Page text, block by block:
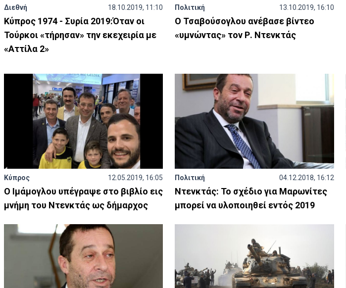
Διεθνή 18.10.2019, 11:10
Κύπρος 1974 - Συρία 2019:Όταν οι
Τούρκοι «τήρησαν» την εκεχειρία με
«Αττίλα 2»
Πολιτική 13.10.2019, 16:10
Ο Τσαβούσογλου ανέβασε βίντεο
«υμνώντας» τον Ρ. Ντενκτάς
Κύπρος 12.05.2019, 16:05
Ο Ιμάμογλου υπέγραψε στο βιβλίο εις
μνήμη του Ντενκτάς ως δήμαρχος
Πολιτική 04.12.2018, 16:12
Ντενκτάς: Το σχέδιο για Μαρωνίτες
μπορεί να υλοποιηθεί εντός 2019